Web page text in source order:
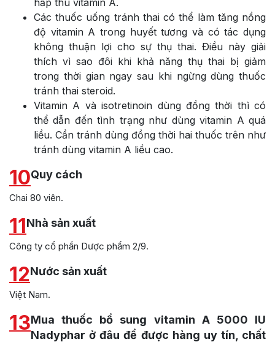
Các thuốc uống tránh thai có thể làm tăng nồng
độ vitamin A trong huyết tương và có tác dụng
không thuận lợi cho sự thụ thai. Ðiều này giải
thích vì sao đôi khi khả năng thụ thai bị giảm
trong thời gian ngay sau khi ngừng dùng thuốc
tránh thai steroid.
Vitamin A và isotretinoin dùng đồng thời thì có
thể dẫn đến tình trạng như dùng vitamin A quá
liều. Cần tránh dùng đồng thời hai thuốc trên như
tránh dùng vitamin A liều cao.
10Quy cách
Chai 80 viên.
11Nhà sản xuất
Công ty cổ phần Dược phẩm 2/9.
12Nước sản xuất
Việt Nam.
13Mua thuốc bổ sung vitamin A 5000 IU
Nadyphar ở đâu để được hàng uy tín, chất